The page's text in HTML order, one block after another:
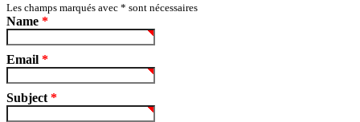
Les champs marqués avec * sont nécessaires
Name *
Email *
Subject *